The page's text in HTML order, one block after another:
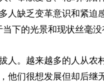
人缺乏变革意识和紧
下的光景和现状丝毫没
人。越来越多的人从农
他们很想发展但却后继